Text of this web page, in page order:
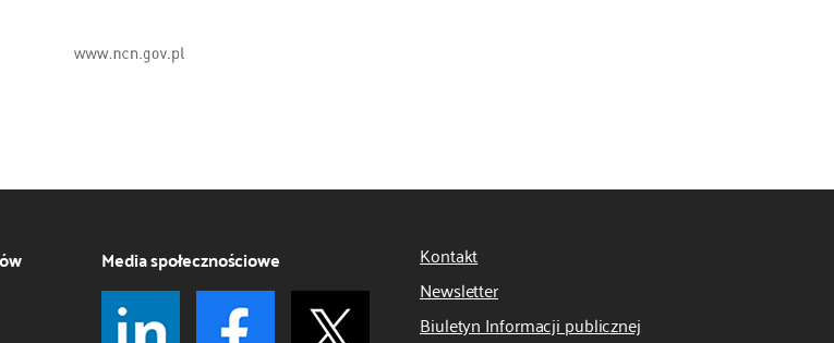
Media społecznościowe
Kontakt
Newsletter
Biuletyn Informacji publicznej